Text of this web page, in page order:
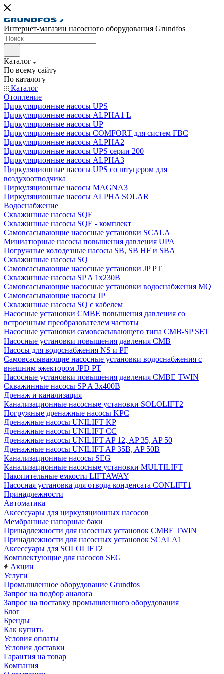
Интернет-магазин насосного оборудования Grundfos
Каталог
По всему сайту
По каталогу
Каталог
Отопление
Циркуляционные насосы UPS
Циркуляционные насосы ALPHA1 L
Циркуляционные насосы UP
Циркуляционные насосы COMFORT для систем ГВС
Циркуляционные насосы ALPHA2
Циркуляционные насосы UPS серии 200
Циркуляционные насосы ALPHA3
Циркуляционные насосы UPS со штуцером для
воздухоотводчика
Циркуляционные насосы MAGNA3
Циркуляционные насосы ALPHA SOLAR
Водоснабжение
Скважинные насосы SQE
Скважинные насосы SQE - комплект
Cамовсасывающие насосные установки SCALA
Миниатюрные насосы повышения давления UPA
Погружные колодезные насосы SB, SB HF и SBA
Скважинные насосы SQ
Самовсасывающие насосные установки JP PT
Скважинные насосы SP A 1x230В
Самовсасывающие насосные установки водоснабжения MQ
Самовсасывающие насосы JP
Скважинные насосы SQ с кабелем
Насосные установки CMBE повышения давления со
встроенным преобразователем частоты
Насосные установки самовсасывающего типа CMB-SP SET
Насосные установки повышения давления CMB
Насосы для водоснабжения NS и PF
Самовсасывающие насосные установки водоснабжения с
внешним эжектором JPD PT
Насосные установки повышения давления CMBE TWIN
Скважинные насосы SP A 3x400В
Дренаж и канализация
Канализационные насосные установки SOLOLIFT2
Погружные дренажные насосы KPC
Дренажные насосы UNILIFT KP
Дренажные насосы UNILIFT CC
Дренажные насосы UNILIFT AP 12, AP 35, AP 50
Дренажные насосы UNILIFT AP 35B, AP 50B
Канализационные насосы SEG
Канализационные насосные установки MULTILIFT
Накопительные емкости LIFTAWAY
Насосная установка для отвода конденсата CONLIFT1
Принадлежности
Автоматика
Аксессуары для циркуляционных насосов
Мембранные напорные баки
Принадлежности для насосных установок CMBE TWIN
Принадлежности для насосных установок SCALA1
Аксессуары для SOLOLIFT2
Комплектующие для насосов SEG
Акции
Услуги
Промышленное оборудование Grundfos
Запрос на подбор аналога
Запрос на поставку промышленного оборудования
Блог
Бренды
Как купить
Условия оплаты
Условия доставки
Гарантия на товар
Компания